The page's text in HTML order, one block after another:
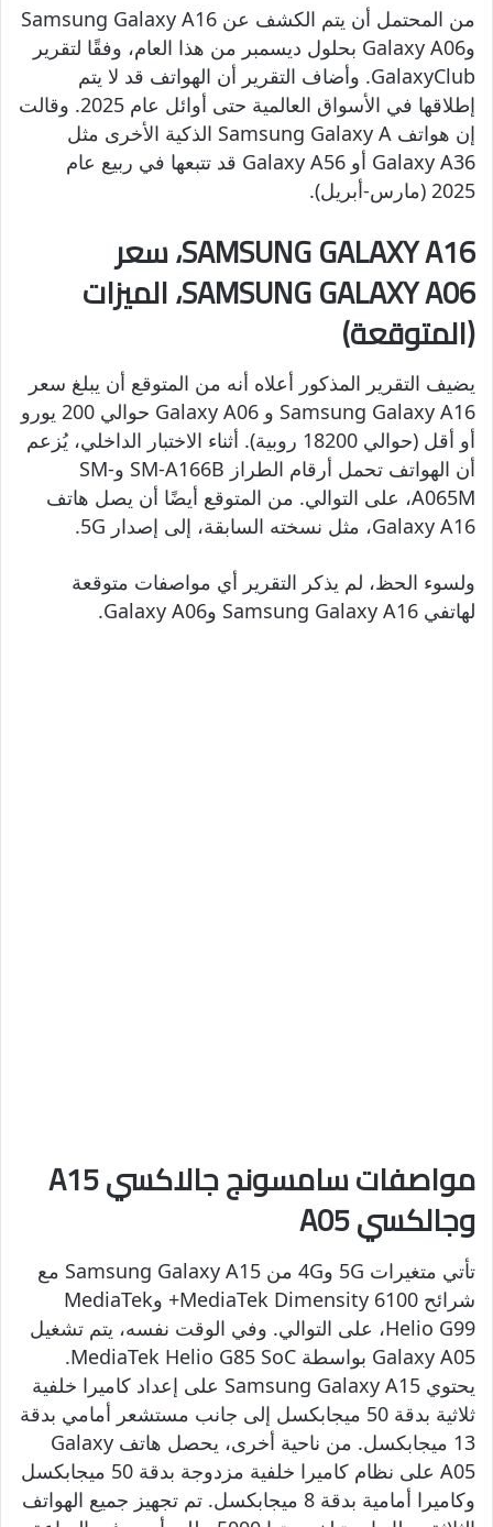
من المحتمل أن يتم الكشف عن Samsung Galaxy A16
وGalaxy A06 بحلول ديسمبر من هذا العام، وفقًا لتقرير
GalaxyClub. وأضاف التقرير أن الهواتف قد لا يتم
إطلاقها في الأسواق العالمية حتى أوائل عام 2025. وقالت
إن هواتف Samsung Galaxy A الذكية الأخرى مثل
Galaxy A36 أو Galaxy A56 قد تتبعها في ربيع عام
2025 (مارس-أبريل).
SAMSUNG GALAXY A16، سعر
SAMSUNG GALAXY A06، الميزات
(المتوقعة)
يضيف التقرير المذكور أعلاه أنه من المتوقع أن يبلغ سعر
Samsung Galaxy A16 و Galaxy A06 حوالي 200 يورو
أو أقل (حوالي 18200 روبية). أثناء الاختبار الداخلي، يُزعم
أن الهواتف تحمل أرقام الطراز SM-A166B وSM-
A065M، على التوالي. من المتوقع أيضًا أن يصل هاتف
Galaxy A16، مثل نسخته السابقة، إلى إصدار 5G.
ولسوء الحظ، لم يذكر التقرير أي مواصفات متوقعة
لهاتفي Samsung Galaxy A16 وGalaxy A06.
مواصفات سامسونج جالاكسي A15
وجالكسي A05
تأتي متغيرات 5G و4G من Samsung Galaxy A15 مع
شرائح MediaTek Dimensity 6100+ وMediaTek
Helio G99، على التوالي. وفي الوقت نفسه، يتم تشغيل
Galaxy A05 بواسطة MediaTek Helio G85 SoC.
يحتوي Samsung Galaxy A15 على إعداد كاميرا خلفية
ثلاثية بدقة 50 ميجابكسل إلى جانب مستشعر أمامي بدقة
13 ميجابكسل. من ناحية أخرى، يحصل هاتف Galaxy
A05 على نظام كاميرا خلفية مزدوجة بدقة 50 ميجابكسل
وكاميرا أمامية بدقة 8 ميجابكسل. تم تجهيز جميع الهواتف